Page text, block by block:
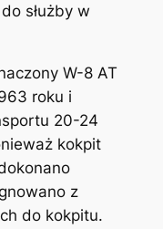
służby w
W-8 AT
roku i
20-24
kokpit
z
do kokpitu.